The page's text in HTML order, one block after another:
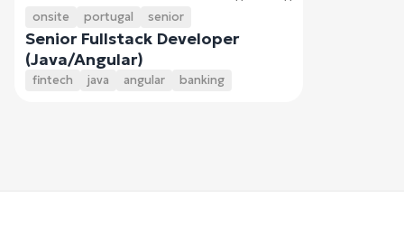
onsite portugal senior
Senior Fullstack Developer
(Java/Angular)
fintech java angular banking